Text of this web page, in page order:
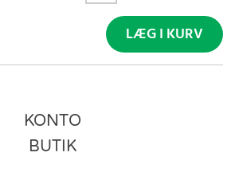
LÆG I KURV
KONTO
BUTIK